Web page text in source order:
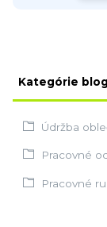
Kategórie
Údržba
Pracovné
Pracovné